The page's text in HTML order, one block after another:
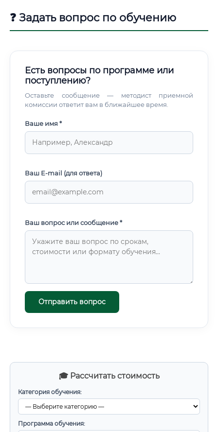
🎓 Рассчитать стоимость
Категория обучения:
Программа обучения:
❓ Задать вопрос по обучению
Есть вопросы по программе или
поступлению?
Оставьте сообщение — методист приемной
комиссии ответит вам в ближайшее время.
Ваше имя *
Ваш E-mail (для ответа)
Ваш вопрос или сообщение *
Отправить вопрос